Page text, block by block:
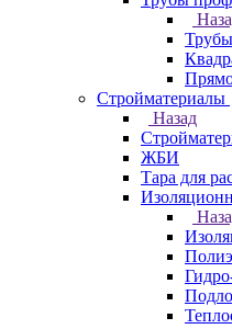
Стройматериалы
Назад
ЖБИ
Тара для